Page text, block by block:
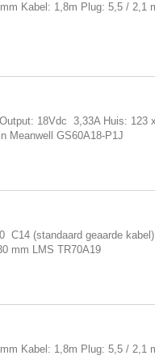
Kabel: 1,8m Plug: 5,5 / 2,1
18Vdc 3,33A Huis: 123
Meanwell GS60A18-P1J
C14 (standaard geaarde
mm LMS TR70A19
Kabel: 1,8m Plug: 5,5 / 2,1